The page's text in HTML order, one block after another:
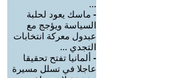
...
- ماسك يعود لحلبة
السياسة ويؤجج مع
عبدول معركة انتخابات
التجدي ...
- ألمانيا تفتح تحقيقا
عاجلا في تسلل مسيرة